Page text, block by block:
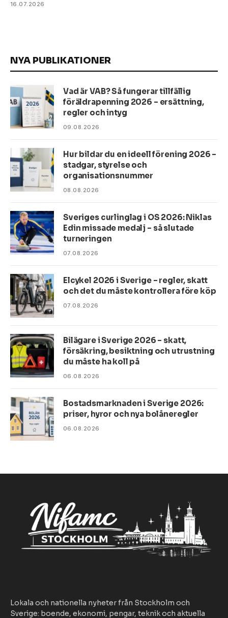
16.07.2026
NYA PUBLIKATIONER
Vad är VAB? Så fungerar tillfällig
föräldrapenning 2026 – ersättning,
regler och intyg
09.08.2026
Hur bildar du en ideell förening 2026 –
stadgar, styrelse och
organisationsnummer
08.08.2026
Sveriges curlinglag i OS 2026: Niklas
Edin missade medalj – så slutade
turneringen
07.08.2026
Elcykel 2026 i Sverige – regler, skatt
och det du måste kontrollera före köp
07.08.2026
Bilägare i Sverige 2026 – skatt,
försäkring, besiktning och utrustning
du måste ha koll på
06.08.2026
Bostadsmarknaden i Sverige 2026:
priser, hyror och nya bolåneregler
06.08.2026
Lokala och nationella nyheter från Stockholm och
Sverige: boende, ekonomi, pengar, teknik och aktuella